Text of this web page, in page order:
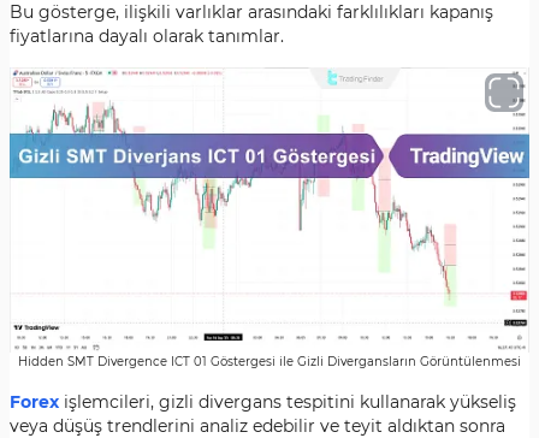
Bu gösterge, ilişkili varlıklar arasındaki farklılıkları kapanış
fiyatlarına dayalı olarak tanımlar.
Hidden SMT Divergence ICT 01 Göstergesi ile Gizli Divergansların Görüntülenmesi
Forex işlemcileri, gizli divergans tespitini kullanarak yükseliş
veya düşüş trendlerini analiz edebilir ve teyit aldıktan sonra